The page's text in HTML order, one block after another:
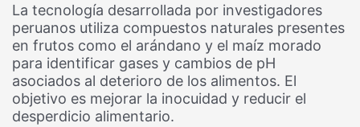
La tecnología desarrollada por investigadores
peruanos utiliza compuestos naturales presentes
en frutos como el arándano y el maíz morado
para identificar gases y cambios de pH
asociados al deterioro de los alimentos. El
objetivo es mejorar la inocuidad y reducir el
desperdicio alimentario.